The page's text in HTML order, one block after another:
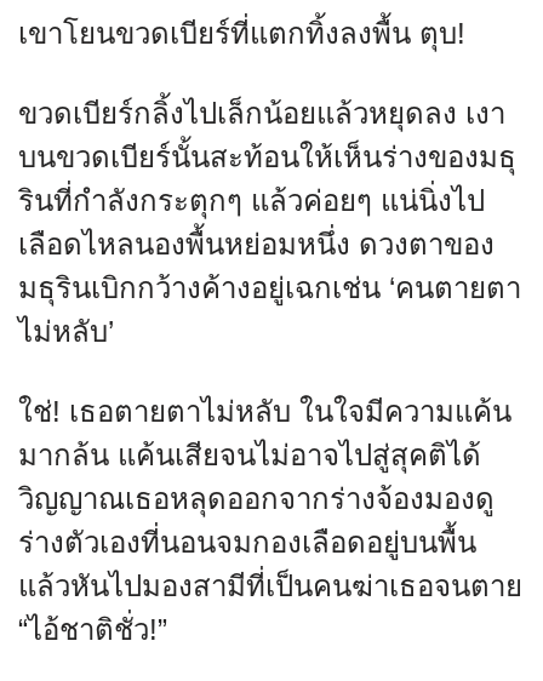
เขาโยนขวดเบียร์ที่แตกทิ้งลงพื้น ตุบ!
ขวดเบียร์กลิ้งไปเล็กน้อยแล้วหยุดลง เงา
บนขวดเบียร์นั้นสะท้อนให้เห็นร่างของมธุ
รินที่กำลังกระตุกๆ แล้วค่อยๆ แน่นิ่งไป
เลือดไหลนองพื้นหย่อมหนึ่ง ดวงตาของ
มธุรินเบิกกว้างค้างอยู่เฉกเช่น ‘คนตายตา
ไม่หลับ’
ใช่! เธอตายตาไม่หลับ ในใจมีความแค้น
มากล้น แค้นเสียจนไม่อาจไปสู่สุคติได้
วิญญาณเธอหลุดออกจากร่างจ้องมองดู
ร่างตัวเองที่นอนจมกองเลือดอยู่บนพื้น
แล้วหันไปมองสามีที่เป็นคนฆ่าเธอจนตาย
“ไอ้ชาติชั่ว!”